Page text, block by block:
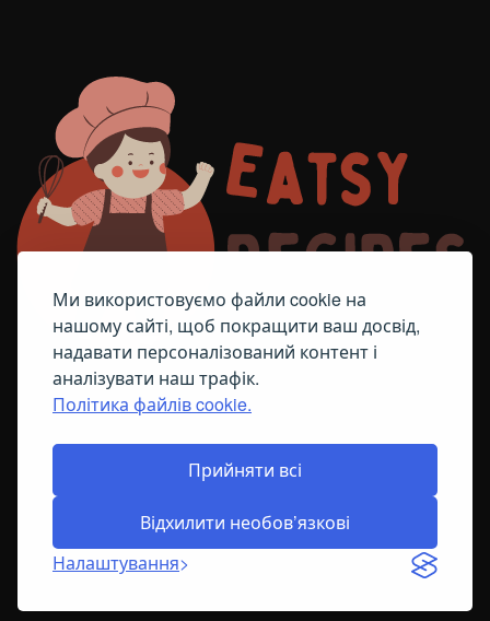
Ми використовуємо файли cookie на
нашому сайті, щоб покращити ваш досвід,
надавати персоналізований контент і
аналізувати наш трафік.
Політика файлів cookie.
Прийняти всі
Відхилити необов’язкові
Налаштування
ПОЛІТИКА ЩОДО ФАЙЛІВ COOKIE
© All Right Reserved2026